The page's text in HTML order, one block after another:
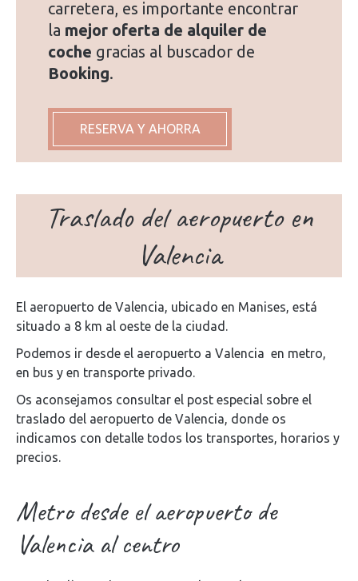
carretera, es importante encontrar
la mejor oferta de alquiler de
coche gracias al buscador de
Booking.
RESERVA Y AHORRA
Traslado del aeropuerto en
Valencia
El aeropuerto de Valencia, ubicado en Manises, está
situado a 8 km al oeste de la ciudad.
Podemos ir desde el aeropuerto a Valencia en metro,
en bus y en transporte privado.
Os aconsejamos consultar el post especial sobre el
traslado del aeropuerto de Valencia, donde os
indicamos con detalle todos los transportes, horarios y
precios.
Metro desde el aeropuerto de
Valencia al centro